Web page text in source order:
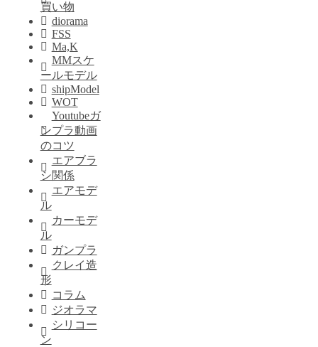
買い物
diorama
FSS
Ma,K
MMスケ
ールモデル
shipModel
WOT
Youtubeガ
ンプラ動画
のコツ
エアブラ
シ関係
エアモデ
ル
カーモデ
ル
ガンプラ
クレイ造
形
コラム
ジオラマ
シリコー
ン